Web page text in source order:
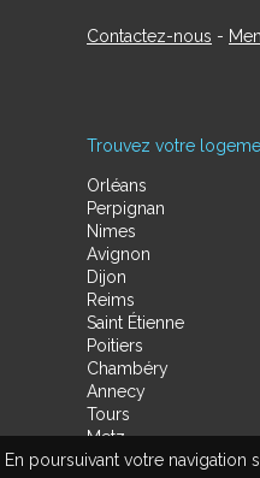
En poursuivant votre
Contactez-nous -
Trouvez votre
Orléans
Perpignan
Nimes
Avignon
Dijon
Reims
Saint Étienne
Poitiers
Chambéry
Annecy
Tours
Metz
Amiens